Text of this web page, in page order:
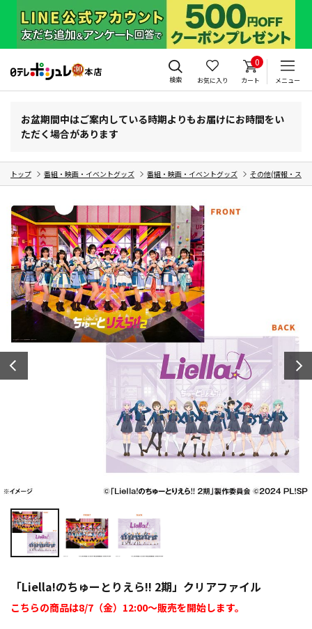
検索 お気に入り
0
カート メニュー
お盆期間中はご案内している時期よりもお届けにお時間をい
ただく場合があります
トップ 番組・映画・イベントグッズ 番組・映画・イベントグッズ その他(情報・スポ
「Liella!のちゅーとりえら!! 2期」クリアファイル
こちらの商品は8/7（金）12:00～販売を開始します。